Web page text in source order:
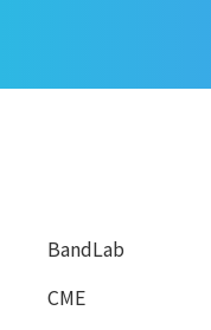
BandLab
CME